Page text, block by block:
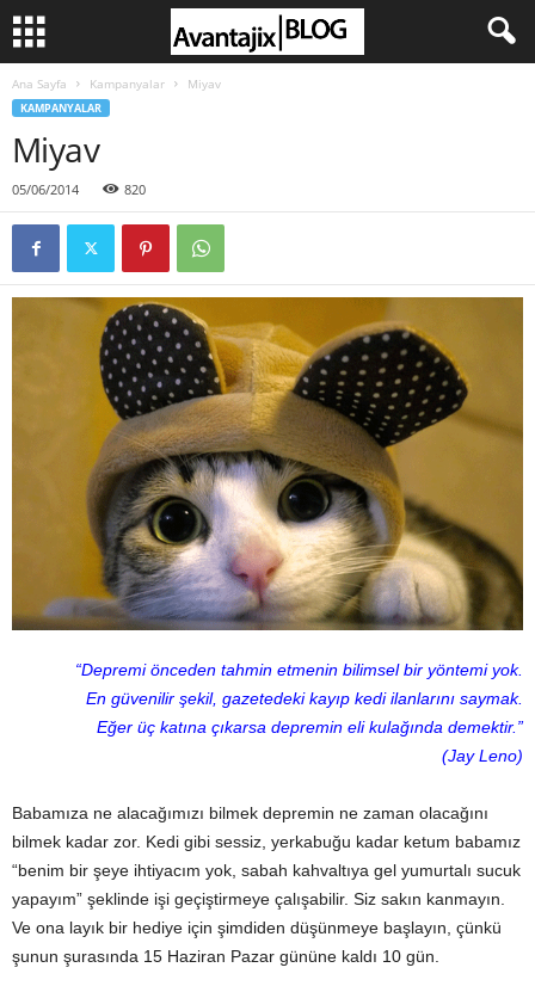
Ana Sayfa Kampanyalar Miyav
KAMPANYALAR
Miyav
05/06/2014 820
“Depremi önceden tahmin etmenin bilimsel bir yöntemi yok.
En güvenilir şekil, gazetedeki kayıp kedi ilanlarını saymak.
Eğer üç katına çıkarsa depremin eli kulağında demektir.”
(Jay Leno)
Babamıza ne alacağımızı bilmek depremin ne zaman olacağını
bilmek kadar zor. Kedi gibi sessiz, yerkabuğu kadar ketum babamız
“benim bir şeye ihtiyacım yok, sabah kahvaltıya gel yumurtalı sucuk
yapayım” şeklinde işi geçiştirmeye çalışabilir. Siz sakın kanmayın.
Ve ona layık bir hediye için şimdiden düşünmeye başlayın, çünkü
şunun şurasında 15 Haziran Pazar gününe kaldı 10 gün.